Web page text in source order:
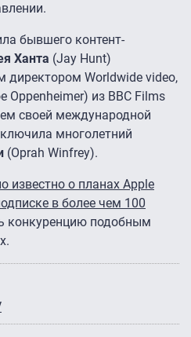
бывшего контент-
Ханта (Jay Hunt)
директором Worldwide video,
Oppenheimer) из BBC Films
своей международной
многолетний
(Oprah Winfrey).
известно о планах Apple
в более чем 100
конкуренцию подобным